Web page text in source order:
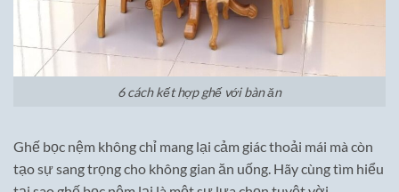
6 cách kết hợp ghế với bàn ăn
Ghế bọc nệm không chỉ mang lại cảm giác thoải mái mà còn
tạo sự sang trọng cho không gian ăn uống. Hãy cùng tìm hiểu